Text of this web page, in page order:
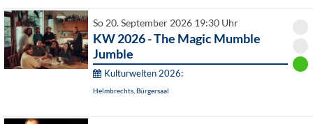
So 20. September 2026 19:30 Uhr
KW 2026 - The Magic Mumble
Jumble
Kulturwelten 2026:
Helmbrechts, Bürgersaal